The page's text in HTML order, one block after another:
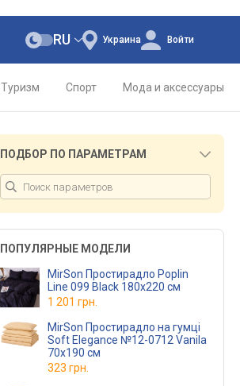
Украина
RU Войти
Туризм Спорт Мода и аксессуары
ПОДБОР ПО ПАРАМЕТРАМ
ПОПУЛЯРНЫЕ МОДЕЛИ
MirSon Простирадло Poplin
Line 099 Black 180х220 см
1 201 грн.
MirSon Простирадло на гумці
Soft Elegance №12-0712 Vanila
70х190 см
323 грн.